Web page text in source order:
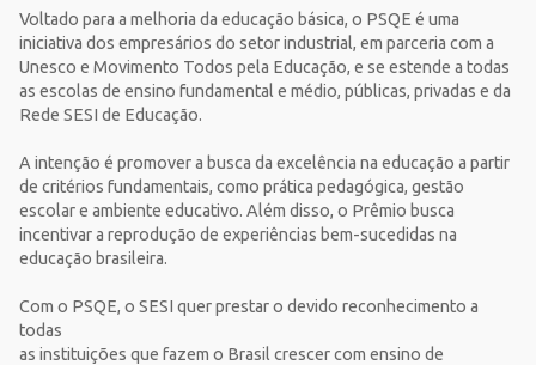
Voltado para a melhoria da educação básica, o PSQE é uma
iniciativa dos empresários do setor industrial, em parceria com a
Unesco e Movimento Todos pela Educação, e se estende a todas
as escolas de ensino fundamental e médio, públicas, privadas e da
Rede SESI de Educação.
A intenção é promover a busca da excelência na educação a partir
de critérios fundamentais, como prática pedagógica, gestão
escolar e ambiente educativo. Além disso, o Prêmio busca
incentivar a reprodução de experiências bem-sucedidas na
educação brasileira.
Com o PSQE, o SESI quer prestar o devido reconhecimento a
todas
as instituições que fazem o Brasil crescer com ensino de